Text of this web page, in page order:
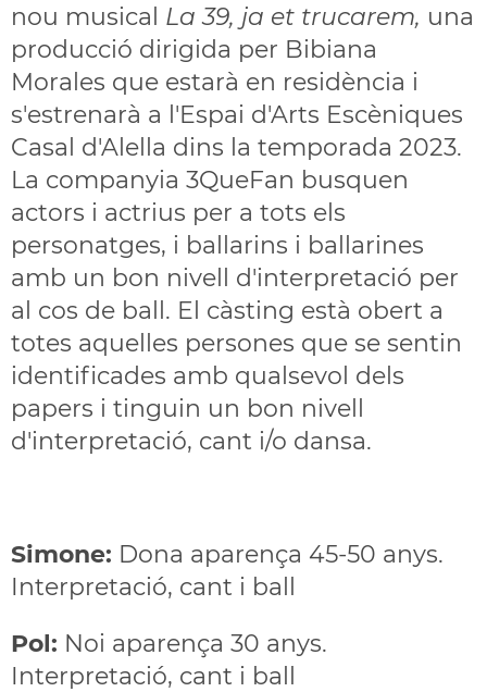
nou musical La 39, ja et trucarem, una
producció dirigida per Bibiana
Morales que estarà en residència i
s'estrenarà a l'Espai d'Arts Escèniques
Casal d'Alella dins la temporada 2023.
La companyia 3QueFan busquen
actors i actrius per a tots els
personatges, i ballarins i ballarines
amb un bon nivell d'interpretació per
al cos de ball. El càsting està obert a
totes aquelles persones que se sentin
identificades amb qualsevol dels
papers i tinguin un bon nivell
d'interpretació, cant i/o dansa.
Simone: Dona aparença 45-50 anys.
Interpretació, cant i ball
Pol: Noi aparença 30 anys.
Interpretació, cant i ball